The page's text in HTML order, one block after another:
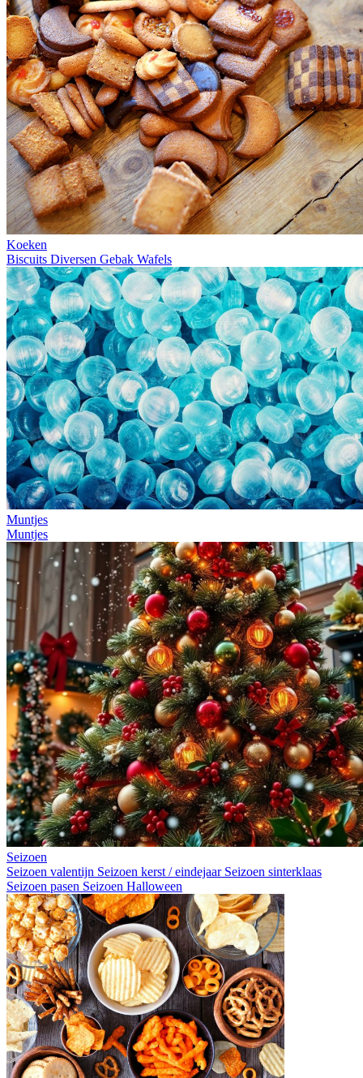
Koeken
Biscuits Diversen Gebak Wafels
Muntjes
Muntjes
Seizoen
Seizoen valentijn Seizoen kerst / eindejaar Seizoen sinterklaas
Seizoen pasen Seizoen Halloween